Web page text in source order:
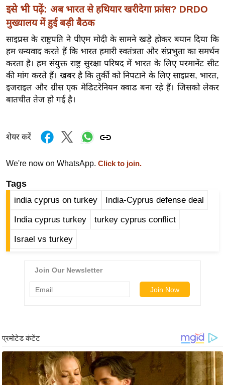
म
नो
रं
ज
न
ज
ग
त
ली
ड
ली
वु
ड
ल्म
a
k
n
इसे भी पढ़ें: अब भारत से हथियार खरीदेगा फ्रांस? DRDO
मुख्यालय में हुई बड़ी बैठक
साइप्रस के राष्ट्रपति ने पीएम मोदी के सामने खड़े होकर बयान दिया कि
हम धन्यवाद करते हैं कि भारत हमारी स्वतंत्रता और संप्रभुता का समर्थन
करता है। हम संयुक्त राष्ट्र सुरक्षा परिषद में भारत के लिए परमानेंट सीट
की मांग करते हैं। खबर है कि तुर्की को निपटाने के लिए साइप्रस, भारत,
इजराइल और ग्रीस एक मेडिटरेनियन क्वाड बना रहे हैं। जिसको लेकर
बातचीत तेज हो गई है।
शेयर करें
We're now on WhatsApp. Click to join.
Tags
india cyprus on turkey India-Cyprus defense deal
India cyprus turkey turkey cyprus conflict
Israel vs turkey